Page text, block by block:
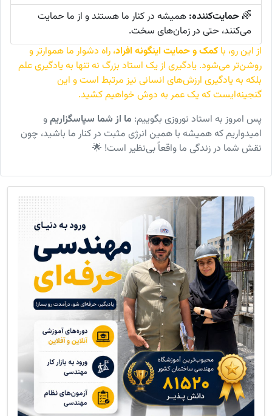
🌈 حمایت‌کننده: همیشه در کنار ما هستند و از ما حمایت
می‌کنند، حتی در زمان‌های سخت.
از این رو، با کمک و حمایت اینگونه افراد، راه دشوار ما هموارتر و
روشن‌تر می‌شود. یادگیری از یک استاد بزرگ نه تنها به یادگیری علم
بلکه به یادگیری ارزش‌های انسانی نیز مرتبط است و این
گنجینه‌ایست که یک عمر به دوش خواهیم کشید.
پس امروز به استاد نوروزی بگوییم: ما از شما سپاسگزاریمو
امیدواریم که همیشه با همین انرژی مثبت در کنار ما باشید، چون
نقش شما در زندگی‌ ما واقعاً بی‌نظیر است! 🌟